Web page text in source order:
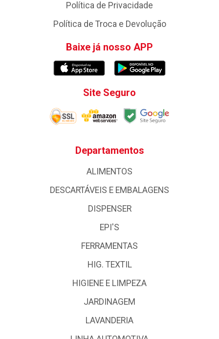
Política de Privacidade
Política de Troca e Devolução
Baixe já nosso APP
Site Seguro
Departamentos
ALIMENTOS
DESCARTÁVEIS E EMBALAGENS
DISPENSER
EPI'S
FERRAMENTAS
HIG. TEXTIL
HIGIENE E LIMPEZA
JARDINAGEM
LAVANDERIA